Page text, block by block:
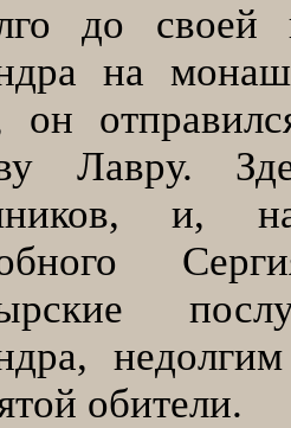
до своей
на
он
Лавру.
и,
обители.